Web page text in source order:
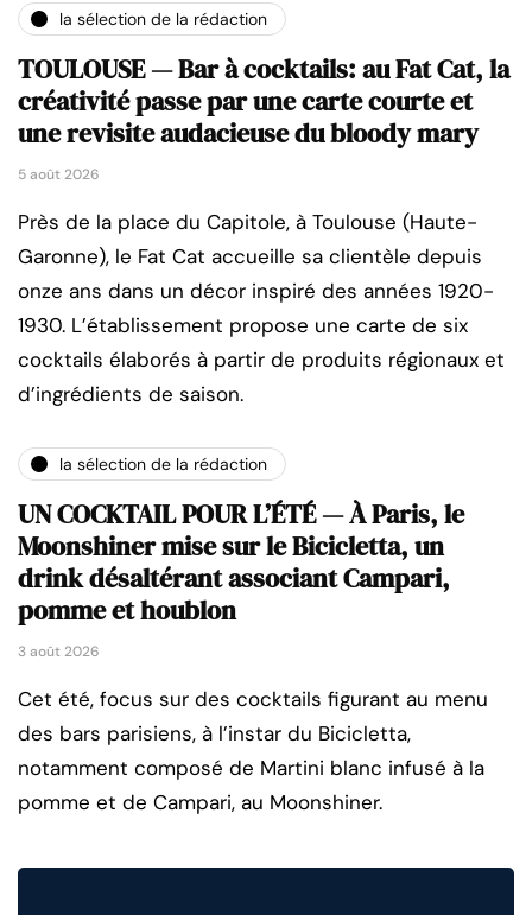
la sélection de la rédaction
TOULOUSE — Bar à cocktails: au Fat Cat, la
créativité passe par une carte courte et
une revisite audacieuse du bloody mary
5 août 2026
Près de la place du Capitole, à Toulouse (Haute-
Garonne), le Fat Cat accueille sa clientèle depuis
onze ans dans un décor inspiré des années 1920-
1930. L’établissement propose une carte de six
cocktails élaborés à partir de produits régionaux et
d’ingrédients de saison.
la sélection de la rédaction
UN COCKTAIL POUR L’ÉTÉ — À Paris, le
Moonshiner mise sur le Bicicletta, un
drink désaltérant associant Campari,
pomme et houblon
3 août 2026
Cet été, focus sur des cocktails figurant au menu
des bars parisiens, à l’instar du Bicicletta,
notamment composé de Martini blanc infusé à la
pomme et de Campari, au Moonshiner.